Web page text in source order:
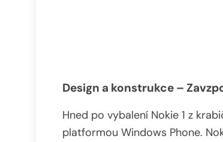
Design a konstrukce –
Hned po vybalení Nokie 1 z
platformou Windows Phone.